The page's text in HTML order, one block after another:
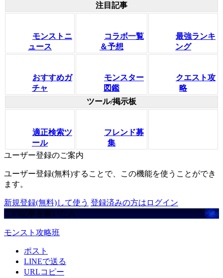
注目記事
モンストニ
ュース
コラボ一覧
＆予想
最強ランキ
ング
おすすめガ
チャ
モンスター
図鑑
クエスト攻
略
ツール/掲示板
適正検索ツ
ール
フレンド募
集
ユーザー登録のご案内
ユーザー登録(無料)することで、この機能を使うことができ
ます。
新規登録(無料)して使う 登録済みの方はログイン
この記事を書いた人
モンスト攻略班
ポスト
LINEで送る
URLコピー